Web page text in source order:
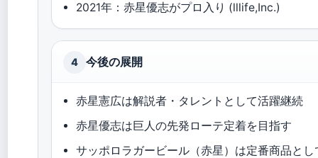
2021年：赤星優志がプロ入り (lllife,Inc.)
4 今後の展開
赤星憲広は解説者・タレントとして活躍継続
赤星優志は巨人の先発ローテ定着を目指す
サッポロラガービール（赤星）は定番商品と